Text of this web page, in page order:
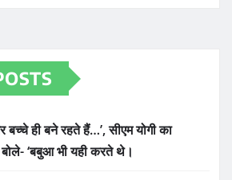
बच्चे ही बने रहते हैं…’, सीएम योगी का
‘बबुआ भी यही करते थे।